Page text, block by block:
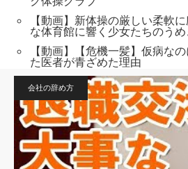
【動画】新体操の厳しい柔軟
な体育館に響く少女たちのう
【動画】【危機一髪】仮病な
た医者が青ざめた理由
会社の辞め方